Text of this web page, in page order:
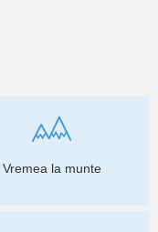
Vremea la munte